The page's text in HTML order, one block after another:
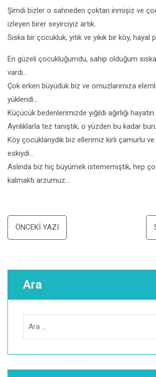
Şimdi bizler o sahneden çoktan inmişiz ve
izleyen birer seyirciyiz artık.
Sıska bir çocukluk, yitik ve yıkık bir köy, hayal
En güzeli çocukluğumdu, sahip olduğum
vardı…
Çok erken büyüdük biz ve omuzlarımıza
yüklendi…
Küçücük bedenlerimizde yığıldı ağırlığı
Ayrılıklarla tez tanıştık, o yüzden bu kadar
Köy çocuklarıydık biz ellerimiz kirli çamurlu
eskiydi…
Aslında biz hiç büyümek istememiştik, hep
kalmaktı arzumuz…
Yazı
dolaşımı
ÖNCEKI YAZI
Ara